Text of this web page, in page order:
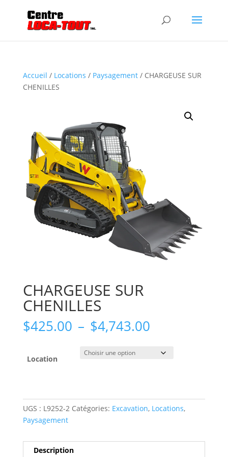
Accueil / Locations / Paysagement/ CHARGEUSE SUR
CHENILLES
CHARGEUSE SUR
CHENILLES
$425.00 – $4,743.00Plage
prix :
$425.00
Location
UGS : L9252-2 Catégories: Excavation, Locations,
Paysagement
Description